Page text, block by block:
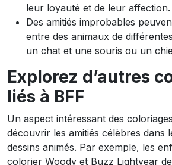
leur loyauté et de leur affection.
Des amitiés improbables
entre des animaux de
un chat et une souris ou un
Explorez d’autres
liés à BFF
Un aspect intéressant des
découvrir les amitiés célèbres dans
dessins animés. Par exemple, les
colorier Woody et Buzz Lightyear